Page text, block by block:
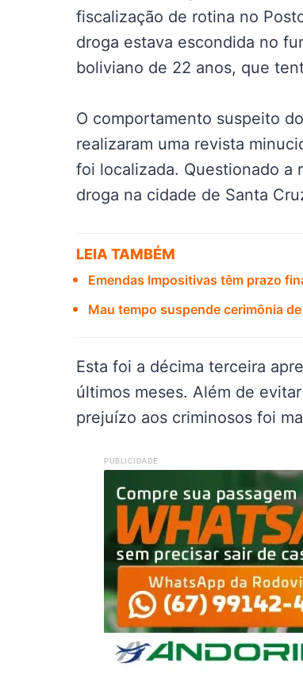
fiscalização de rotina no
droga estava escondida no
boliviano de 22 anos, que
O comportamento suspeito
realizaram uma revista
foi localizada. Questionado a
droga na cidade de Santa
LEIA TAMBÉM
Emendas Impositivas têm prazo
Mau tempo suspende cerimônia
Esta foi a décima terceira
últimos meses. Além de
prejuízo aos criminosos foi
PUBLICIDADE